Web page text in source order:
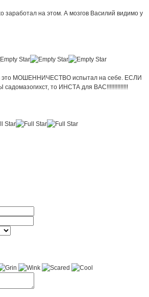
заработал на этом. А мозгов Василий видимо у
это МОШЕННИЧЕСТВО испытал на себе. ЕСЛИ
то ИНСТА для ВАС!!!!!!!!!!!!!!